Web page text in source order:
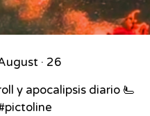
· 26
y apocalipsis diario 🫷⁣